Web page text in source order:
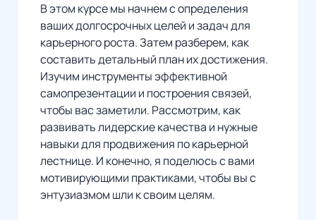
В этом курсе мы начнем с определения
ваших долгосрочных целей и задач для
карьерного роста. Затем разберем, как
составить детальный план их достижения.
Изучим инструменты эффективной
самопрезентации и построения связей,
чтобы вас заметили. Рассмотрим, как
развивать лидерские качества и нужные
навыки для продвижения по карьерной
лестнице. И конечно, я поделюсь с вами
мотивирующими практиками, чтобы вы с
энтузиазмом шли к своим целям.